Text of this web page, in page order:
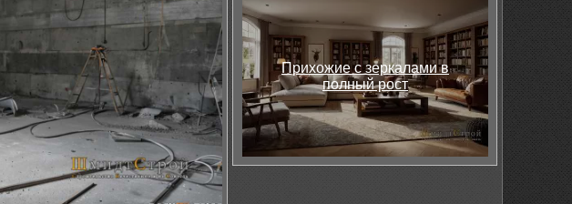
Прихожие с зеркалами в
полный рост